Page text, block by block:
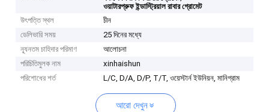
ওয়াটারপ্রুফ ইন্ডাস্ট্রিয়াল রাবার গ্রোমেট
উৎপত্তি স্থল
চীন
ডেলিভারি সময়
25 দিনের মধ্যে
ন্যূনতম চাহিদার পরিমাণ
আলোচনা
পরিচিতিমুলক নাম
xinhaishun
পরিশোধের শর্ত
L/C, D/A, D/P, T/T, ওয়েস্টার্ন ইউনিয়ন, মানিগ্রাম
আরো দেখুন